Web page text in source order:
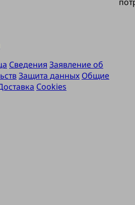
Сведения Заявление об
Защита данных Общие
Cookies